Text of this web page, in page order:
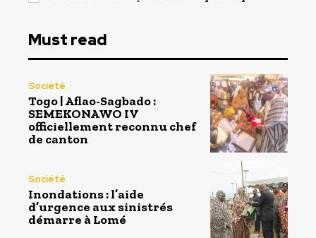
Must read
Société
Togo | Aflao-Sagbado :
SEMEKONAWO IV
officiellement reconnu chef
de canton
Société
Inondations : l’aide
d’urgence aux sinistrés
démarre à Lomé